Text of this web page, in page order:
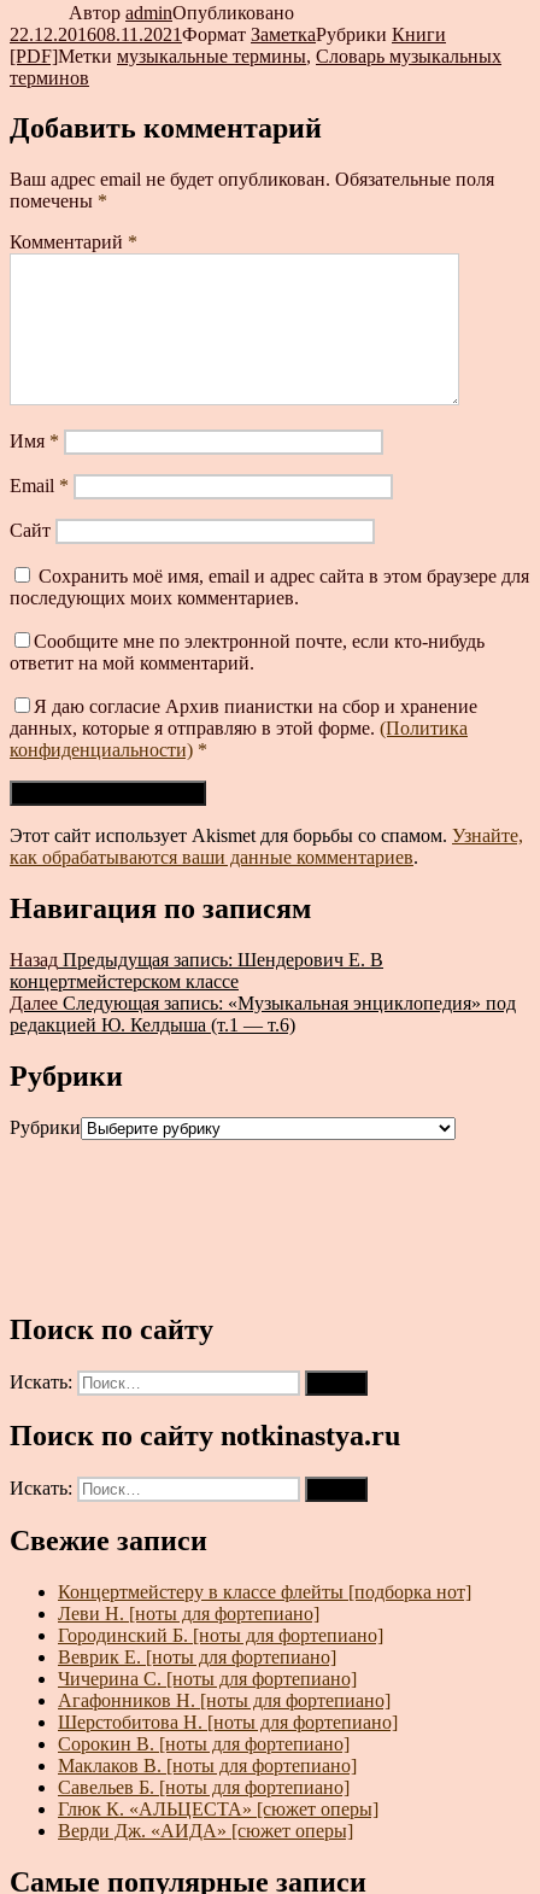
Автор adminОпубликовано
22.12.201608.11.2021Формат ЗаметкаРубрики Книги
[PDF]Метки музыкальные термины, Словарь музыкальных
терминов
Добавить комментарий
Ваш адрес email не будет опубликован. Обязательные поля
помечены *
Комментарий *
Имя *
Email *
Сайт
Сохранить моё имя, email и адрес сайта в этом браузере для
последующих моих комментариев.
Сообщите мне по электронной почте, если кто-нибудь
ответит на мой комментарий.
Я даю согласие Архив пианистки на сбор и хранение
данных, которые я отправляю в этой форме. (Политика
конфиденциальности) *
Этот сайт использует Akismet для борьбы со спамом. Узнайте,
как обрабатываются ваши данные комментариев.
Навигация по записям
Назад Предыдущая запись: Шендерович Е. В
концертмейстерском классе
Далее Следующая запись: «Музыкальная энциклопедия» под
редакцией Ю. Келдыша (т.1 — т.6)
Рубрики
Рубрики
Поиск по сайту
Искать:
Поиск по сайту notkinastya.ru
Искать:
Свежие записи
Концертмейстеру в классе флейты [подборка нот]
Леви Н. [ноты для фортепиано]
Городинский Б. [ноты для фортепиано]
Веврик Е. [ноты для фортепиано]
Чичерина С. [ноты для фортепиано]
Агафонников Н. [ноты для фортепиано]
Шерстобитова Н. [ноты для фортепиано]
Сорокин В. [ноты для фортепиано]
Маклаков В. [ноты для фортепиано]
Савельев Б. [ноты для фортепиано]
Глюк К. «АЛЬЦЕСТА» [сюжет оперы]
Верди Дж. «АИДА» [сюжет оперы]
Самые популярные записи